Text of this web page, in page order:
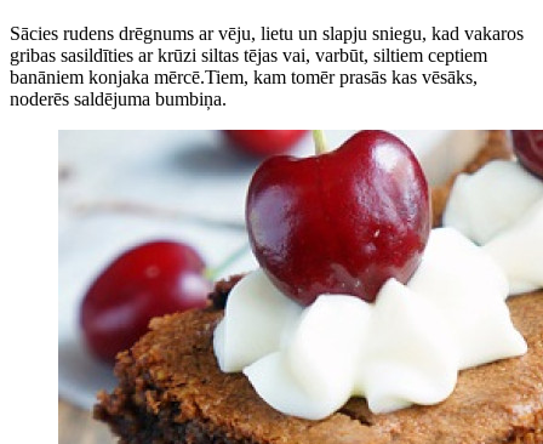
Sācies rudens drēgnums ar vēju, lietu un slapju sniegu, kad vakaros
gribas sasildīties ar krūzi siltas tējas vai, varbūt, siltiem ceptiem
banāniem konjaka mērcē.Tiem, kam tomēr prasās kas vēsāks,
noderēs saldējuma bumbiņa.